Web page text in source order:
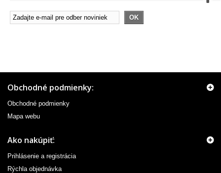
OK
Obchodné podmienky:
Obchodné podmienky
Mapa webu
Ako nakúpiť:
Prihlásenie a registrácia
Rýchla objednávka